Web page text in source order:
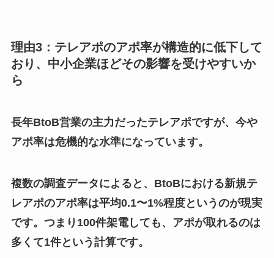
理由3：テレアポのアポ率が構造的に低下して
おり、中小企業ほどその影響を受けやすいか
ら
長年BtoB営業の主力だったテレアポですが、今や
アポ率は危機的な水準になっています。
複数の調査データによると、BtoBにおける新規テ
レアポのアポ率は平均0.1〜1%程度というのが現実
です。つまり100件架電しても、アポが取れるのは
多くて1件という計算です。